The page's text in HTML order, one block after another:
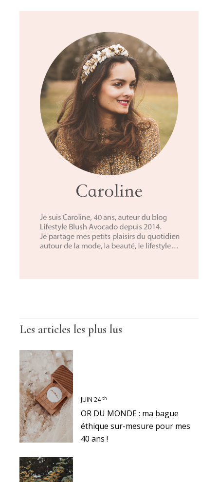
Les articles les plus lus
JUIN 24 th
OR DU MONDE : ma bague
éthique sur-mesure pour mes
40 ans !